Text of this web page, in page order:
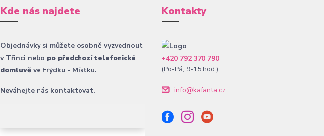
Kde nás najdete
Objednávky si můžete osobně vyzvednout
v Třinci nebo po předchozí telefonické
domluvě ve Frýdku - Místku.
Neváhejte nás kontaktovat.
Kontakty
+420 792 370 790
(Po-Pá, 9-15 hod.)
info@kafanta.cz